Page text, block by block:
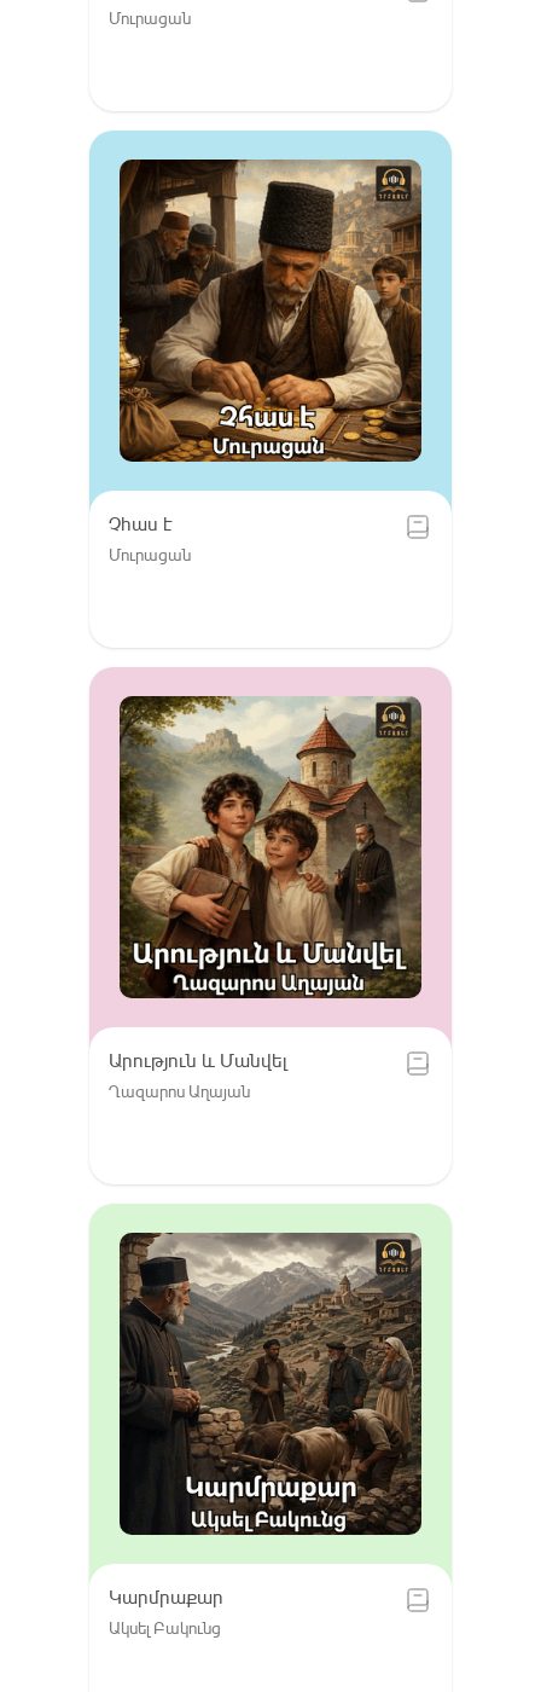
Մուրացան
Չհաս է
Մուրացան
Արություն և Մանվել
Ղազարոս Աղայան
Կարմրաքար
Ակսել Բակունց